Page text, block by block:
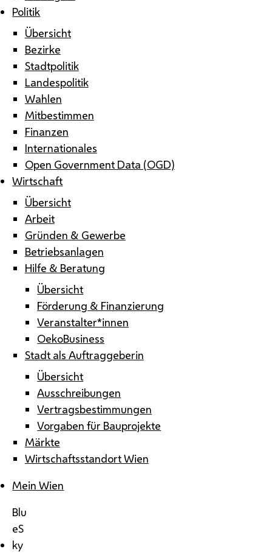
Politik
Übersicht
Bezirke
Stadtpolitik
Landespolitik
Wahlen
Mitbestimmen
Finanzen
Internationales
Open Government Data (OGD)
Wirtschaft
Übersicht
Arbeit
Gründen & Gewerbe
Betriebsanlagen
Hilfe & Beratung
Übersicht
Förderung & Finanzierung
Veranstalter*innen
OekoBusiness
Stadt als Auftraggeberin
Übersicht
Ausschreibungen
Vertragsbestimmungen
Vorgaben für Bauprojekte
Märkte
Wirtschaftsstandort Wien
Mein Wien
Blu
eS
ky